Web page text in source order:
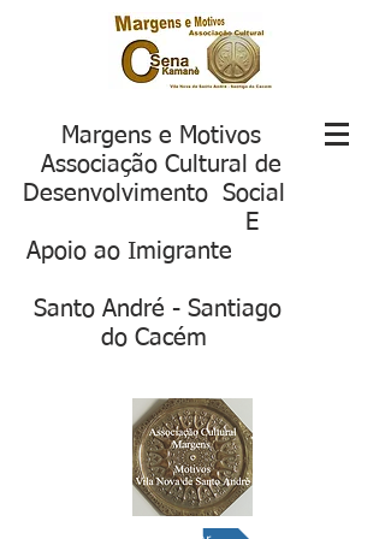
Margens e Motivos
Associação Cultural de
Desenvolvimento Social
E
Apoio ao Imigrante
Santo André - Santiago
do Cacém